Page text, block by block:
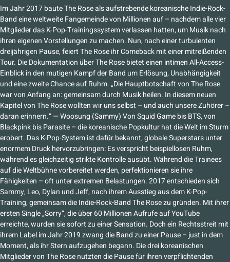
Im Jahr 2017 baute The Rose als aufstrebende koreanische Indie-Rock-
Band eine weltweite Fangemeinde von Millionen auf – nachdem alle vier
Mitglieder das K-Pop-Trainingssystem verlassen hatten, um Musik nach
ihren eigenen Vorstellungen zu machen. Nun, nach einer turbulenten
dreijährigen Pause, feiert The Rose ihr Comeback mit einer mitreißenden
Tour. Die Dokumentation über The Rose bietet einen intimen All-Access-
Einblick in den mutigen Kampf der Band um Erlösung, Unabhängigkeit
und eine zweite Chance auf Ruhm. „Die Hauptbotschaft von The Rose
war von Anfang an: gemeinsam durch Musik heilen. In diesem neuen
Kapitel von The Rose wollten wir uns selbst – und auch unsere Zuhörer –
daran erinnern.“ — Woosung (Sammy) Von Squid Game bis BTS, von
Blackpink bis Parasite – die koreanische Popkultur hat die Welt im Sturm
erobert. Das K-Pop-System ist dafür bekannt, globale Superstars unter
enormem Druck hervorzubringen: Es verspricht beispiellosen Ruhm,
während es gleichzeitig strikte Kontrolle ausübt. Während die Trainees
auf die Weltbühne vorbereitet werden, perfektionieren sie ihre
Fähigkeiten – oft unter extremen Belastungen. 2017 entschieden sich
Sammy, Leo, Dylan und Jeff, nach ihrem Ausstieg aus dem K-Pop-
Training, gemeinsam die Indie-Rock-Band The Rose zu gründen. Mit ihrer
ersten Single „Sorry“, die über 60 Millionen Aufrufe auf YouTube
erreichte, wurden sie sofort zu einer Sensation. Doch ein Rechtsstreit mit
ihrem Label im Jahr 2019 zwang die Band zu einer Pause – just in dem
Moment, als ihr Stern aufzugehen begann. Die drei koreanischen
Mitglieder von The Rose nutzten die Pause für ihren verpflichtenden